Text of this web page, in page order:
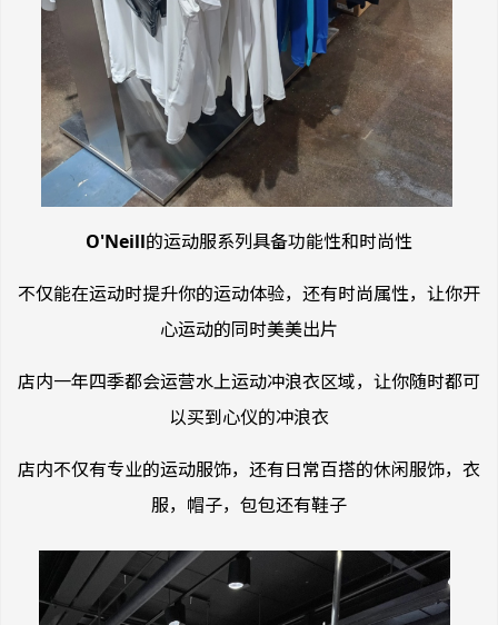
O'Neill的运动服系列具备功能性和时尚性
不仅能在运动时提升你的运动体验，还有时尚属性，让你开
心运动的同时美美出片
店内一年四季都会运营水上运动冲浪衣区域，让你随时都可
以买到心仪的冲浪衣
店内不仅有专业的运动服饰，还有日常百搭的休闲服饰，衣
服，帽子，包包还有鞋子